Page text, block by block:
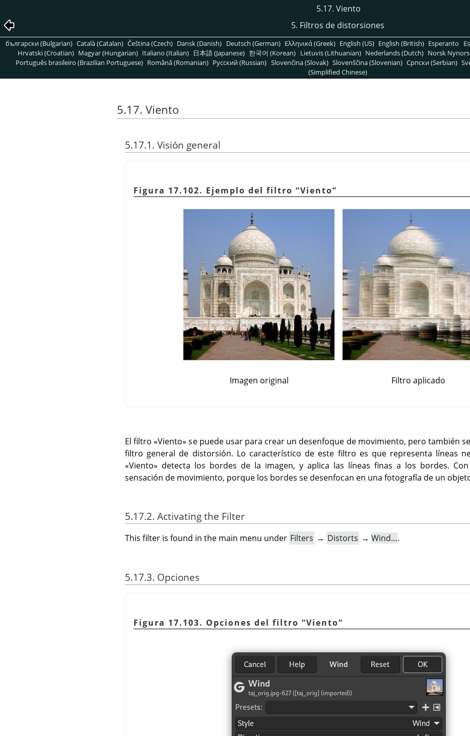
5.17. Viento
5. Filtros de distorsiones
български (Bulgarian) Català (Catalan) Čeština (Czech) Dansk (Danish) Deutsch (German) Ελληνικά (Greek) English (US) English (British) Esperanto
Hrvatski (Croatian) Magyar (Hungarian) Italiano (Italian) 日本語 (Japanese) 한국어 (Korean) Lietuvis (Lithuanian) Nederlands (Dutch) Norsk
Português brasileiro (Brazilian Portuguese) Română (Romanian) Pусский (Russian) Slovenčina (Slovak) Slovenščina (Slovenian) Српски (Serbian)
(Simplified Chinese)
5.17. Viento
5.17.1. Visión general
Figura 17.102. Ejemplo del filtro “Viento”
Imagen original Filtro aplicado
El filtro «Viento» se puede usar para crear un desenfoque de movimiento, pero también
filtro general de distorsión. Lo característico de este filtro es que representa líneas
«Viento» detecta los bordes de la imagen, y aplica las líneas finas a los bordes.
sensación de movimiento, porque los bordes se desenfocan en una fotografía de un
5.17.2. Activating the Filter
This filter is found in the main menu under Filters → Distorts → Wind….
5.17.3. Opciones
Figura 17.103. Opciones del filtro “Viento”